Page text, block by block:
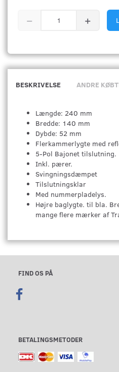
BESKRIVELSE ANDRE
Længde: 240 mm
Bredde: 140 mm
Dybde: 52 mm
Flerkammerlygte med
5-Pol Bajonet tilslutning.
Inkl. pærer.
Svingningsdæmpet
Tilslutningsklar
Med nummerpladelys.
Højre baglygte. til bla.
mange flere mærker af
FIND OS PÅ
BETALINGSMETODER